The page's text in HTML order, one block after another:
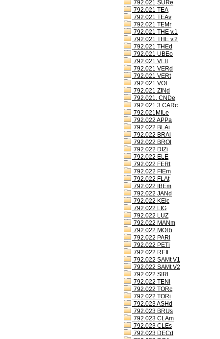
792.021 SURe
792.021 TEA
792.021 TEAv
792.021 TEMr
792.021 THE v.1
792.021 THE v.2
792.021 THEd
792.021 UBEo
792.021 VEIt
792.021 VERd
792.021 VERt
792.021 VOI
792.021 ZINd
792.021. CNDe
792.021.3 CARc
792.021MILe
792.022 APPa
792.022 BLAi
792.022 BRAi
792.022 BROl
792.022 DIZi
792.022 ELE
792.022 FERt
792.022 FIEm
792.022 FLAt
792.022 IBEm
792.022 JANd
792.022 KEIc
792.022 LIG
792.022 LUZ
792.022 MANm
792.022 MORi
792.022 PARl
792.022 PETi
792.022 REIt
792.022 SAMt V1
792.022 SAMt V2
792.022 SIRl
792.022 TENi
792.022 TORc
792.022 TORi
792.023 ASHd
792.023 BRUs
792.023 CLAm
792.023 CLEs
792.023 DECd